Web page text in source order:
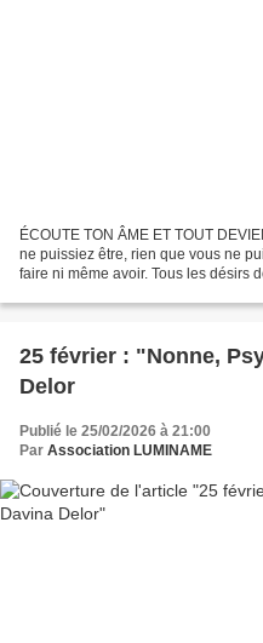
ÉCOUTE TON ÂME ET TOUT
ne puissiez être, rien que vous ne
faire ni même avoir. Tous les désirs
25 février : "Nonne,
Delor
Publié le 25/02/2026 à 21:00
Par Association LUMINAME